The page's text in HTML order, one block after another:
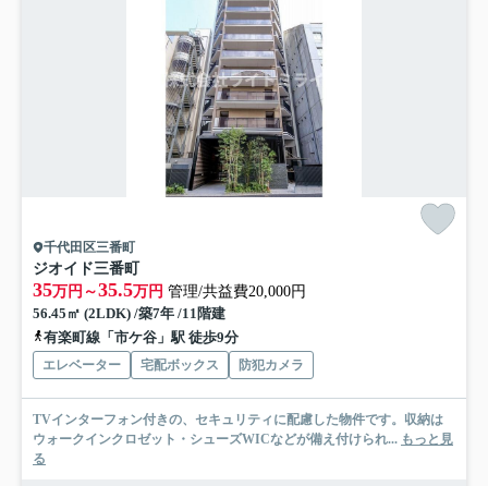
千代田区三番町
ジオイド三番町
35万円～35.5万円 管理/共益費20,000円
56.45㎡ (2LDK) /築7年 /11階建
有楽町線「市ケ谷」駅 徒歩9分
エレベーター 宅配ボックス 防犯カメラ
TVインターフォン付きの、セキュリティに配慮した物件です。収納は
ウォークインクロゼット・シューズWICなどが備え付けられ... もっと見
る